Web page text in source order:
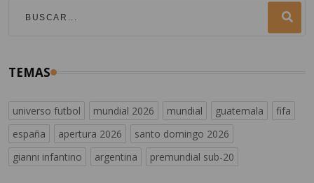
TEMAS
universo futbol mundial 2026 mundial guatemala
fifa
españa
apertura 2026
santo domingo 2026
gianni infantino
argentina premundial sub-20